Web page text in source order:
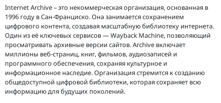
Internet Archive – это некоммерческая организация, основанная в
1996 году в Сан-Франциско. Она занимается сохранением
цифрового контента, создавая масштабную библиотеку интернета.
Один из её ключевых сервисов — Wayback Machine, позволяющий
просматривать архивные версии сайтов. Archive включает
миллионы веб-страниц, книг, фильмов, аудиозаписей и
программного обеспечения, сохраняя культурное и
информационное наследие. Организация стремится к созданию
общедоступной цифровой библиотеки, которая сохраняет всю
информацию для будущих поколений.